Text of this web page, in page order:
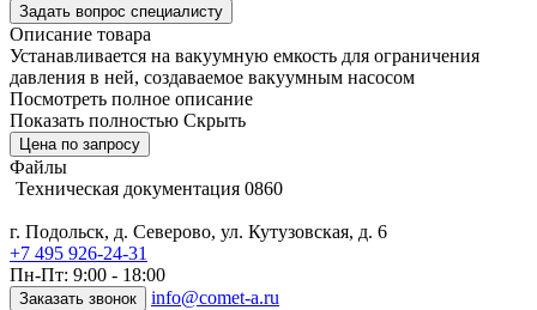
Задать вопрос специалисту
Описание товара
Устанавливается на вакуумную емкость для ограничения
давления в ней, создаваемое вакуумным насосом
Посмотреть полное описание
Показать полностью Скрыть
Цена по запросу
Файлы
Техническая документация 0860
г. Подольск, д. Северово, ул. Кутузовская, д. 6
+7 495 926-24-31
Пн-Пт: 9:00 - 18:00
Заказать звонок info@comet-a.ru